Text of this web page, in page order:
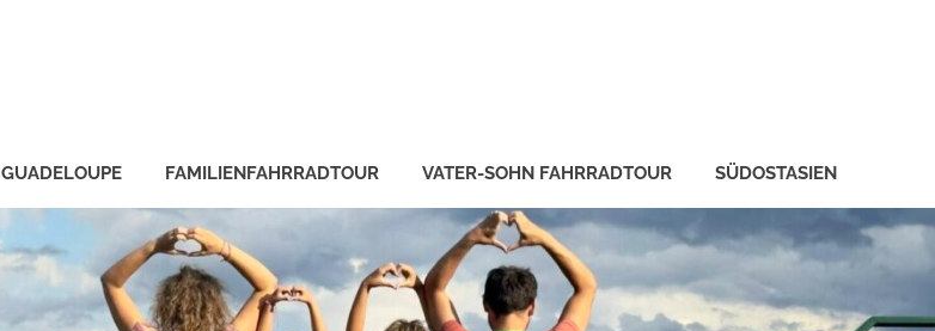
GUADELOUPE FAMILIENFAHRRADTOUR VATER-SOHN FAHRRADTOUR SÜDOSTASIEN